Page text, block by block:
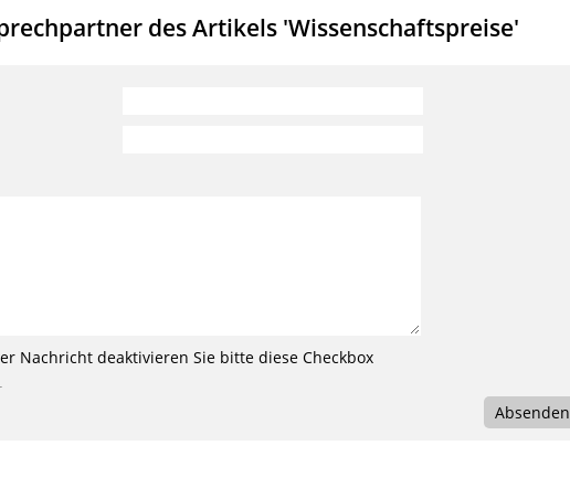
des Artikels 'Wissenschaftspreise'
Nachricht deaktivieren Sie bitte diese Checkbox
Absenden